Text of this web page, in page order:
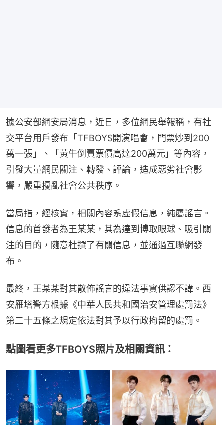
據公安部網安局消息，近日，多位網民舉報稱，有社
交平台用戶發布「TFBOYS開演唱會，門票炒到200
萬一張」、「黃牛倒賣票價高達200萬元」等內容，
引發大量網民關注、轉發、評論，造成惡劣社會影
響，嚴重擾亂社會公共秩序。
當局指，經核實，相關內容系虛假信息，純屬謠言。
信息的首發者為王某某，其為達到博取眼球、吸引關
注的目的，隨意杜撰了有關信息，並通過互聯網發
布。
最終，王某某對其散佈謠言的違法事實供認不諱。西
安雁塔警方根據《中華人民共和國治安管理處罰法》
第二十五條之規定依法對其予以行政拘留的處罰。
點圖看更多TFBOYS照片及相關資訊：